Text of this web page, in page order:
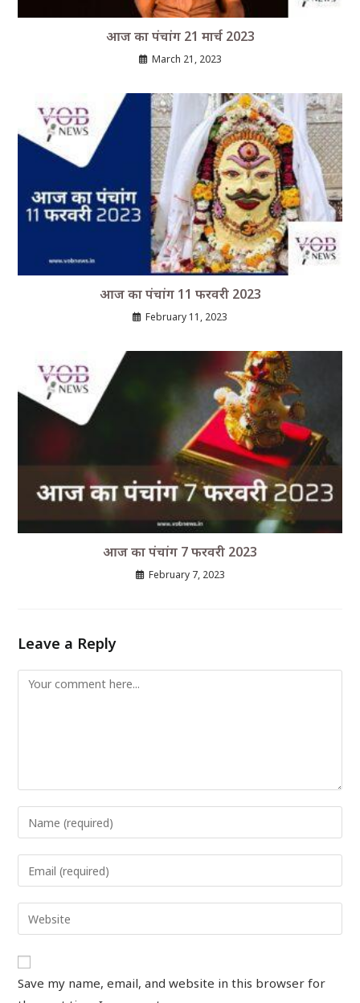
आज का पंचांग 21 मार्च 2023
March 21, 2023
आज का पंचांग 11 फरवरी 2023
February 11, 2023
आज का पंचांग 7 फरवरी 2023
February 7, 2023
Leave a Reply
Save my name, email, and website in this browser for